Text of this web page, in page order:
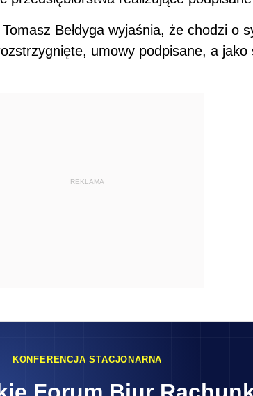
Bełdyga wyjaśnia, że chodzi o
umowy podpisane, a
REKLAMA
KONFERENCJA STACJONARNA